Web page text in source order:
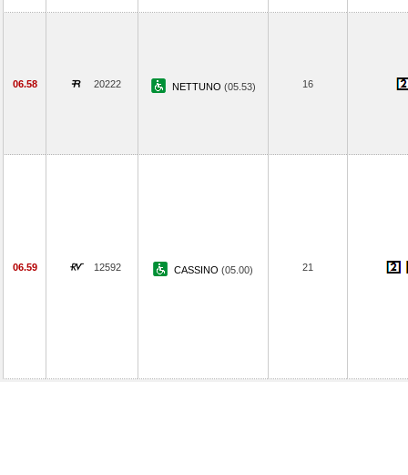
06.58 20222 NETTUNO (05.53) 16
06.59 12592 CASSINO (05.00) 21